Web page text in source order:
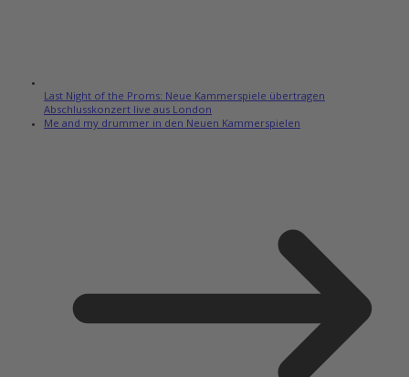
Last Night of the Proms: Neue Kammerspiele übertragen
Abschlusskonzert live aus London
Me and my drummer in den Neuen Kammerspielen